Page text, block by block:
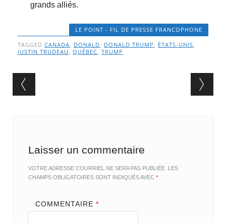
grands alliés.
LE POINT - FIL DE PRESSE FRANCOPHONE
TAGGEDCANADA, DONALD, DONALD TRUMP , ÉTATS-UNIS,
JUSTIN TRUDEAU ,QUÉBEC,TRUMP
Post navigation
Laisser un commentaire
VOTRE ADRESSE COURRIEL NE SERA PAS PUBLIÉE. LES
CHAMPS OBLIGATOIRES SONT INDIQUÉS AVEC*
COMMENTAIRE *